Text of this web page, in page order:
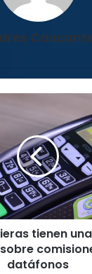
tienen
datáfonos